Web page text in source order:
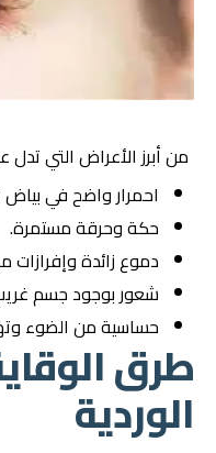
من أبرز الأعراض التي تدل
احمرار واضح في بياض
حكة وحرقة مستمرة.
دموع زائدة
شعور بوجود جسم
حساسية من الضوء
طرق
الوردية